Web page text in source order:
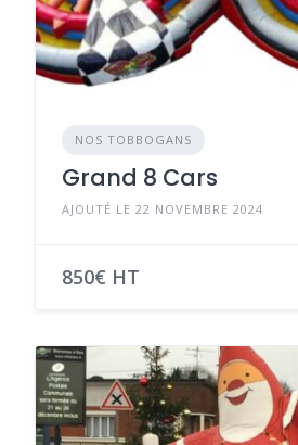
NOS TOBBOGANS
Grand 8 Cars
AJOUTÉ LE 22 NOVEMBRE 2024
850€ HT